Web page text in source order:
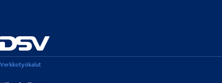
Verkkotyökalut